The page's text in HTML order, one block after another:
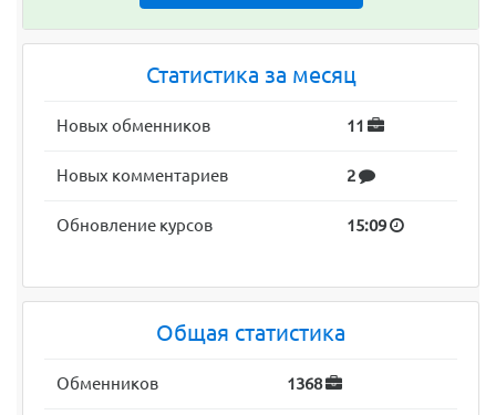
Статистика за месяц
Новых обменников 11
Новых комментариев 2
Обновление курсов 15:09
Общая статистика
Обменников 1368